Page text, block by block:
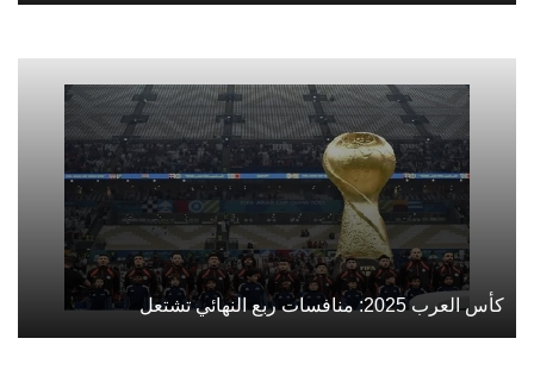
كأس العرب 2025: منافسات ربع النهائي تشتعل